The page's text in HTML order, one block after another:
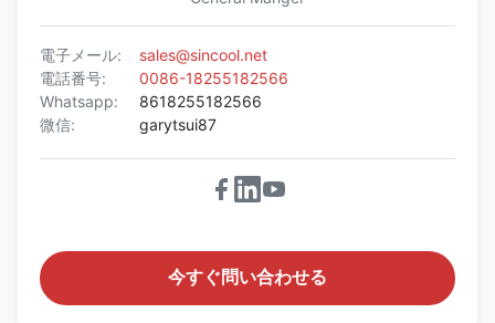
電子メール:
sales@sincool.net
電話番号:
0086-18255182566
Whatsapp:
8618255182566
微信:
garytsui87
今すぐ問い合わせる